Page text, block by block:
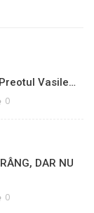
Vasile…
0
DAR NU
0